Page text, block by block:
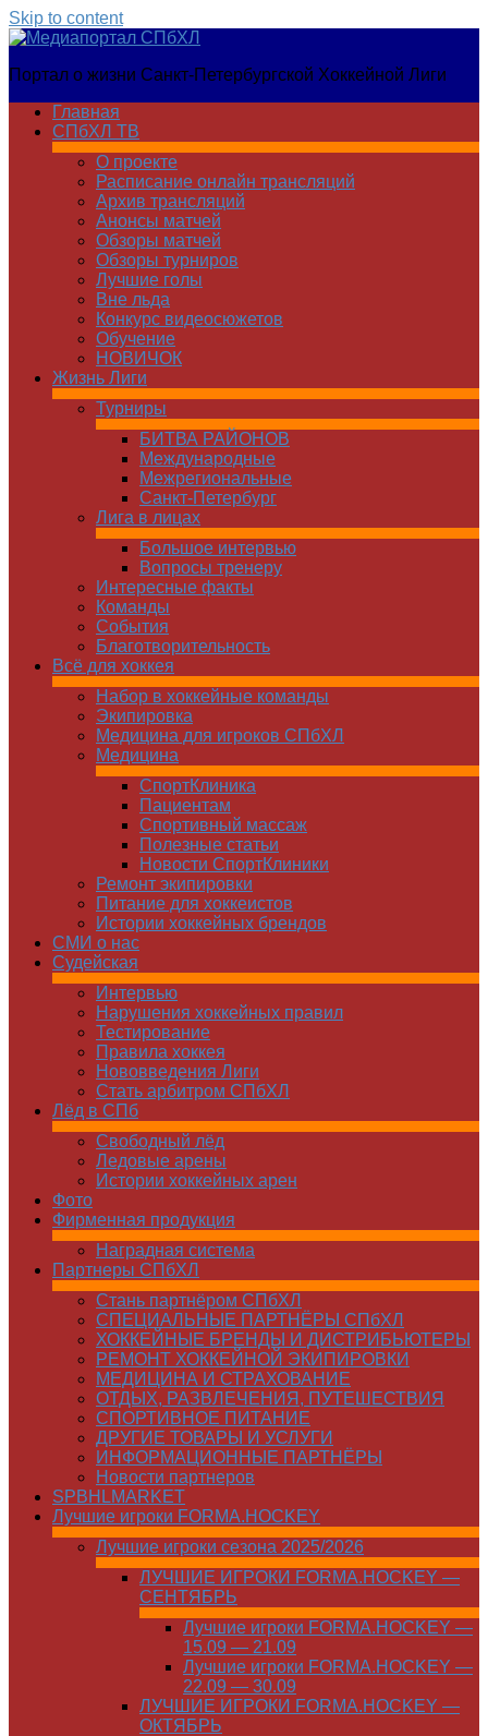
Skip to content
Медиапортал
Портал о жизни Санкт-Петербургской Хоккейной Лиги
Главная
СПбХЛ ТВ
О проекте
Расписание онлайн трансляций
Архив трансляций
Анонсы матчей
Обзоры матчей
Обзоры турниров
Лучшие голы
Вне льда
Конкурс видеосюжетов
Обучение
НОВИЧОК
Жизнь Лиги
Турниры
БИТВА РАЙОНОВ
Международные
Межрегиональные
Санкт-Петербург
Лига в лицах
Большое интервью
Вопросы тренеру
Интересные факты
Команды
Cобытия
Благотворительность
Всё для хоккея
Набор в хоккейные команды
Экипировка
Медицина для игроков СПбХЛ
Медицина
СпортКлиника
Пациентам
Спортивный массаж
Полезные статьи
Новости СпортКлиники
Ремонт экипировки
Питание для хоккеистов
Истории хоккейных брендов
СМИ о нас
Судейская
Интервью
Нарушения хоккейных правил
Тестирование
Правила хоккея
Нововведения Лиги
Стать арбитром СПбХЛ
Лёд в СПб
Свободный лёд
Ледовые арены
Истории хоккейных арен
Фото
Фирменная продукция
Наградная система
Партнеры СПбХЛ
Стань партнёром СПбХЛ
СПЕЦИАЛЬНЫЕ ПАРТНЁРЫ СПбХЛ
ХОККЕЙНЫЕ БРЕНДЫ И ДИСТРИБЬЮТЕРЫ
РЕМОНТ ХОККЕЙНОЙ ЭКИПИРОВКИ
МЕДИЦИНА И СТРАХОВАНИЕ
ОТДЫХ, РАЗВЛЕЧЕНИЯ, ПУТЕШЕСТВИЯ
СПОРТИВНОЕ ПИТАНИЕ
ДРУГИЕ ТОВАРЫ И УСЛУГИ
ИНФОРМАЦИОННЫЕ ПАРТНЁРЫ
Новости партнеров
SPBHLMARKET
Лучшие игроки FORMA.HOCKEY
Лучшие игроки сезона 2025/2026
ЛУЧШИЕ ИГРОКИ FORMA.HOCKEY —
СЕНТЯБРЬ
Лучшие игроки FORMA.HOCKEY —
15.09 — 21.09
Лучшие игроки FORMA.HOCKEY —
22.09 — 30.09
ЛУЧШИЕ ИГРОКИ FORMA.HOCKEY —
ОКТЯБРЬ